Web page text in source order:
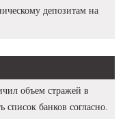
депозитам на
объем стражей в
банков согласно.